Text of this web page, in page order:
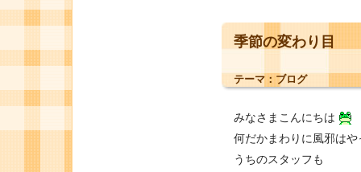
季節の変わり目
テーマ： ブログ
みなさまこんにちは
何だかまわりに風邪は
うちのスタッフも